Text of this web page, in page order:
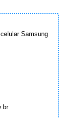
Samsung